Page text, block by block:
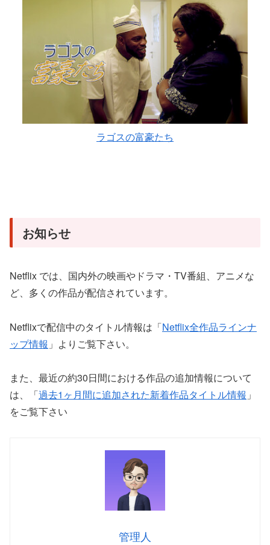
ラゴスの富豪たち
お知らせ
Netflix では、国内外の映画やドラマ・TV番組、アニメな
ど、多くの作品が配信されています。
Netflixで配信中のタイトル情報は「Netflix全作品ラインナ
ップ情報 」よりご覧下さい。
また、最近の約30日間における作品の追加情報について
は、「過去1ヶ月間に追加された新着作品タイトル情報 」
をご覧下さい
管理人